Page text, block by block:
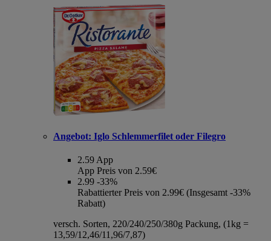
Angebot: Iglo Schlemmerfilet oder Filegro
2.59 App
App Preis von 2.59€
2.99 -33%
Rabattierter Preis von 2.99€ (Insgesamt -33%
Rabatt)
versch. Sorten, 220/240/250/380g Packung, (1kg =
13,59/12,46/11,96/7,87)